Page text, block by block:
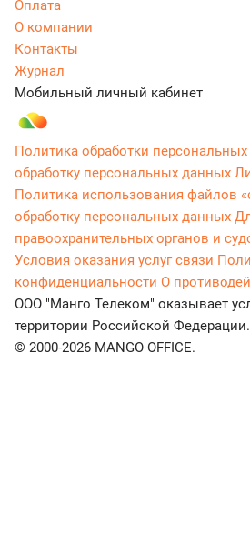
Оплата
О компании
Контакты
Журнал
Мобильный личный кабинет
Политика обработки
обработку персональных данных
Политика использования файлов
обработку персональных данных
правоохранительных органов и
Условия оказания услуг связи
конфиденциальности О
ООО "Манго Телеком" оказывает
территории Российской Федерации.
© 2000-2026 MANGO OFFICE.